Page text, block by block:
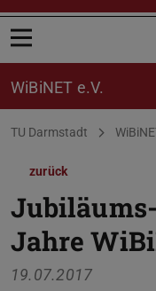
Menü öffnen
WiBiNET e.V.
Sie befinden sich hier:
TU Darmstadt
zurück
Jahre
19.07.2017